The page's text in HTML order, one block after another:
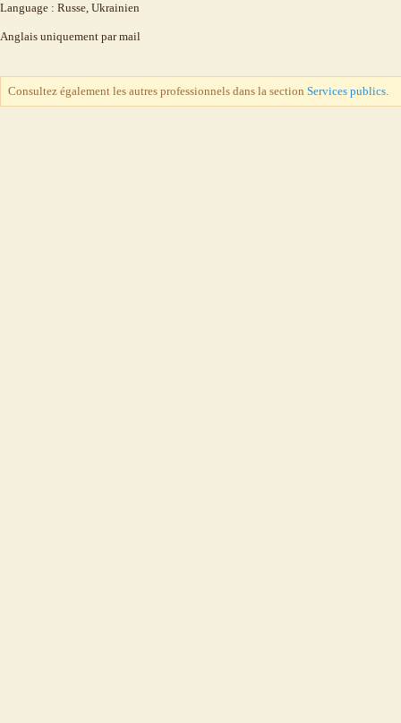
Language : Russe, Ukrainien
Anglais uniquement par mail
Consultez également les autres professionnels dans la section Services publics.